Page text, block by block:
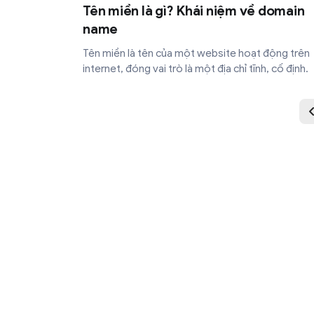
Tên miền là gì? Khái niệm về domain
name
Tên miền là tên của một website hoạt động trên
internet, đóng vai trò là một địa chỉ tĩnh, cố định.